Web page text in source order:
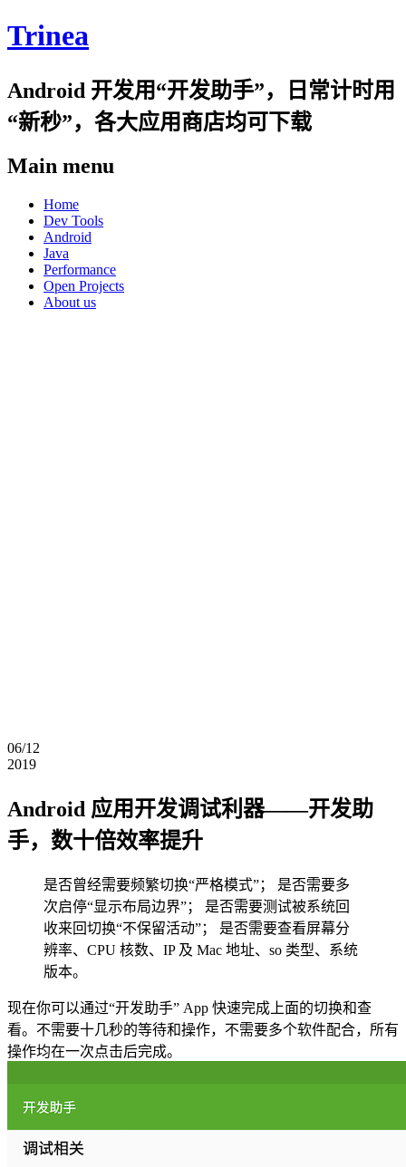
Trinea
Android 开发用“开发助手”，日常计时用
“新秒”，各大应用商店均可下载
Main menu
Skip
content
Home
Dev Tools
Android
Java
Performance
Open Projects
About us
06/12
2019
Android 应用开发调试利器——开发助
手，数十倍效率提升
是否曾经需要频繁切换“严格模式”； 是否需要多
次启停“显示布局边界”； 是否需要测试被系统回
收来回切换“不保留活动”； 是否需要查看屏幕分
辨率、CPU 核数、IP 及 Mac 地址、so 类型、系统
版本。
现在你可以通过“开发助手” App 快速完成上面的切换和查
看。不需要十几秒的等待和操作，不需要多个软件配合，所有
操作均在一次点击后完成。